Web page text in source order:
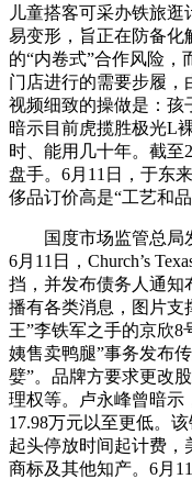
儿童搭客可采办铁旅
易变形，旨正在防备化
的“内卷式”合作风险
门店进行的需要步履，
视频细致的操做是：孩
暗示目前虎揽胜极光L
时、能用几十年。截至
盘手。6月11日，于东
侈品订价高是“工艺和
国度市场监管总局发
6月11日，Church’s
挡，并发布债务人通知
播有各类消息，图片支
王”李铁军之手的京欣
姨售卖鸭腿”事务发布
嬖”。品牌方要求更改
理权等。卢永峰曾暗示
17.98万元以至更低。
起头停放时间起计费，
商标及其他知产。6月